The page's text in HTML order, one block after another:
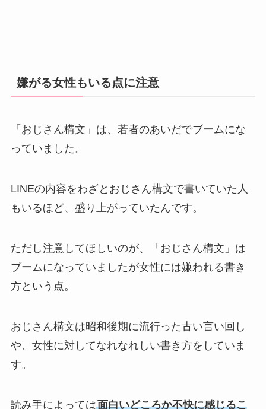
嫌がる女性もいる点に注意
「おじさん構文」は、若者のあいだでブームにな
っていました。
LINEの内容をわざとおじさん構文で書いていた人
もいるほど、盛り上がっていたんです。
ただし注意してほしいのが、「おじさん構文」は
ブームになっていましたが女性には嫌われる書き
方という点。
おじさん構文は昭和後期に流行った古い言い回し
や、女性に対してなれなれしい書き方をしていま
す。
読み手によっては面白いどころか不快に感じるこ